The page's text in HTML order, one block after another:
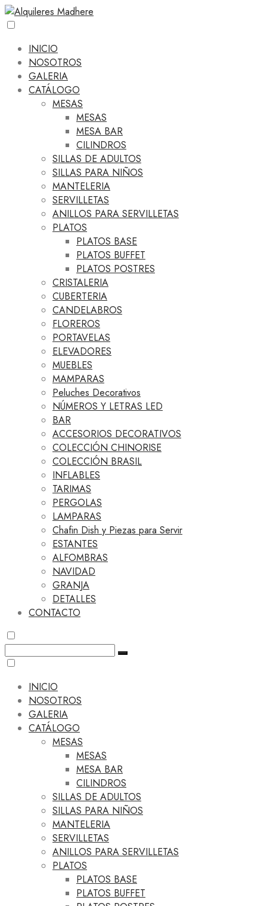
INICIO
NOSOTROS
GALERIA
CATÁLOGO
MESAS
MESAS
MESA BAR
CILINDROS
SILLAS DE ADULTOS
SILLAS PARA NIÑOS
MANTELERIA
SERVILLETAS
ANILLOS PARA SERVILLETAS
PLATOS
PLATOS BASE
PLATOS BUFFET
PLATOS POSTRES
CRISTALERIA
CUBERTERIA
CANDELABROS
FLOREROS
PORTAVELAS
ELEVADORES
MUEBLES
MAMPARAS
Peluches Decorativos
NÚMEROS Y LETRAS LED
BAR
ACCESORIOS DECORATIVOS
COLECCIÓN CHINORISE
COLECCIÓN BRASIL
INFLABLES
TARIMAS
PERGOLAS
LAMPARAS
Chafin Dish y Piezas para Servir
ESTANTES
ALFOMBRAS
NAVIDAD
GRANJA
DETALLES
CONTACTO
INICIO
NOSOTROS
GALERIA
CATÁLOGO
MESAS
MESAS
MESA BAR
CILINDROS
SILLAS DE ADULTOS
SILLAS PARA NIÑOS
MANTELERIA
SERVILLETAS
ANILLOS PARA SERVILLETAS
PLATOS
PLATOS BASE
PLATOS BUFFET